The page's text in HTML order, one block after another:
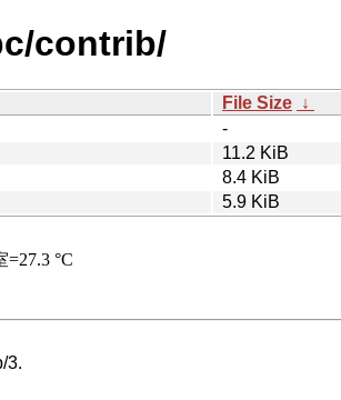
contrib/
File Size ↓
-
11.2 KiB
8.4 KiB
5.9 KiB
3.